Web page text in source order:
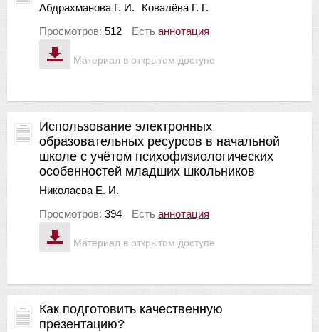
Материал в открытом доступе
Абдрахманова Г. И.
Ковалёва Г. Г.
Просмотров: 512 Есть аннотация
Материал в открытом доступе
Использование электронных
образовательных ресурсов в начальной
школе с учётом психофизиологических
особенностей младших школьников
Николаева Е. И.
Просмотров: 394 Есть аннотация
Как подготовить качественную
презентацию?